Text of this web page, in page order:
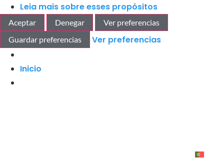
Leia mais sobre esses propósitos
Aceptar Denegar
Ver preferencias
Guardar preferencias
Ver preferencias
Inicio